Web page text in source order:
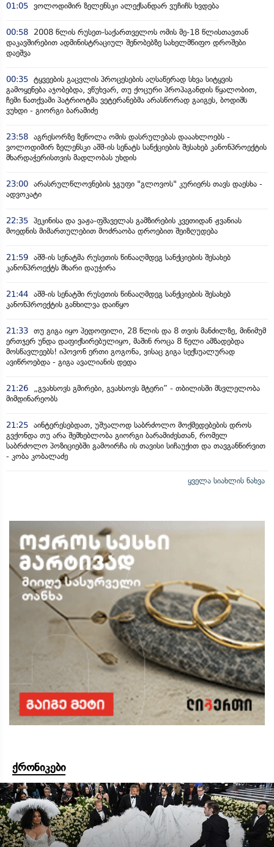
01:05 ვოლოდიმირ ზელენსკი ალექსანდარ ვუჩიჩს ხვდება
00:58
2008 წლის რუსეთ-საქართველოს ომის მე-18 წლისთავთან
დაკავშირებით ადმინისტრაციულ შენობებზე სახელმწიფო დროშები
დაეშვა
00:35 ტყვეების გაცვლის პროცესების აღსაწერად სხვა სიტყვის
გამოყენება აჯობებდა, ვწუხვარ, თუ ქოცური პროპაგანდის წყალობით,
ჩემი ნათქვამი პატრიოტმა ვეტერანებმა არასწორად გაიგეს, ბოდიშს
ვუხდი - გიორგი ბარამიძე
23:58 აგრესორზე ზეწოლა ომის დასრულებას დააახლოებს -
ვოლოდიმირ ზელენსკი აშშ-ის სენატს სანქციების შესახებ კანონპროექტის
მხარდაჭერისთვის მადლობას უხდის
23:00 არასრულწლოვნების ჯგუფი "გლოვოს" კურიერს თავს დაესხა -
ადვოკატი
22:35 პეკინისა და ვაჟა-ფშაველას გამზირების კვეთიდან ჟვანიას
მოედნის მიმართულებით მოძრაობა დროებით შეიზღუდება
21:59 აშშ-ის სენატმა რუსეთის წინააღმდეგ სანქციების შესახებ
კანონპროექტს მხარი დაუჭირა
21:44 აშშ-ის სენატში რუსეთის წინააღმდეგ სანქციების შესახებ
კანონპროექტის განხილვა დაიწყო
21:33 თუ გიგა იყო პედოფილი, 28 წლის და 8 თვის მანძილზე, მინიმუმ
ერთჯერ უნდა დაფიქსირებულიყო, მაშინ როცა 8 წელი ამზადებდა
მოსწავლეებს! იპოვონ ერთი გოგონა, ვისაც გიგა სექსუალურად
ავიწროებდა - გიგა ავალიანის დედა
21:26
„გვახსოვს გმირები, გვახსოვს მტერი” - თბილისში მსვლელობა
მიმდინარეობს
21:25 აინტერესებდათ, უშუალოდ საბრძოლო მოქმედებების დროს
გვქონდა თუ არა შემხებლობა გიორგი ბარამიძესთან, რომელ
საბრძოლო პოზიციებში გამოირჩა ის თავისი სიჩაუქით და თავგანწირვით
- კობა კობალაძე
ყველა სიახლის ნახვა
ქრონიკები